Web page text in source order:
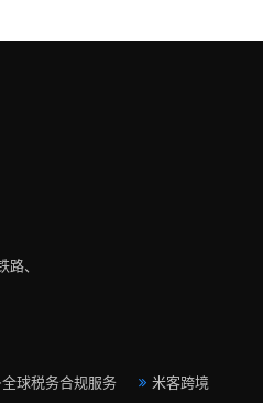
、
球税务合规服务 米客跨境